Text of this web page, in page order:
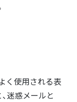
く使用される表
迷惑メールと